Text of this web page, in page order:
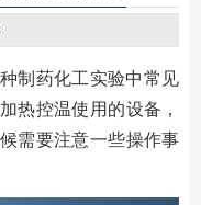
制药化工实验中常见
热控温使用的设备，
需要注意一些操作事